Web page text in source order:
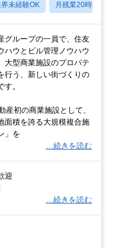
界未経験OK 月残業20時間以内
グループの⼀員で、住友
ハウとビル管理ノウハウ
⼤型商業施設のプロパテ
⾏う、新しい街づくりの
。
産初の商業施設として、
⾯積を誇る⼤規模複合施
」を
…続きを読む
迎
…続きを読む